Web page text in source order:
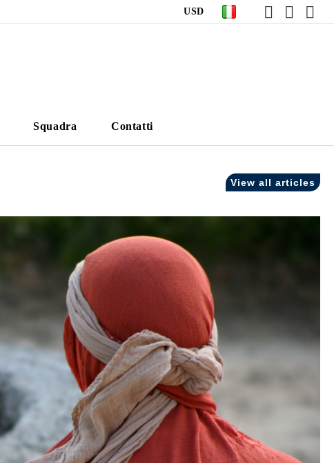
USD
Squadra Contatti
View all articles